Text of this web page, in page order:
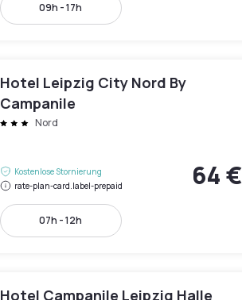
09h - 17h
Hotel Leipzig City Nord By
Campanile
Nord
Kostenlose Stornierung
rate-plan-card.label-prepaid
64 €
07h - 12h
Hotel Campanile Leipzig Halle